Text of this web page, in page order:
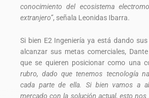
conocimiento del ecosistema
extranjero”, señala Leonidas Ibarra.
Si bien E2 Ingeniería ya está dando
alcanzar sus metas comerciales,
que se quieren posicionar como una
rubro, dado que tenemos tecnología
cada parte de ella. Si bien vamos a
mercado con la solución actual, esto nos